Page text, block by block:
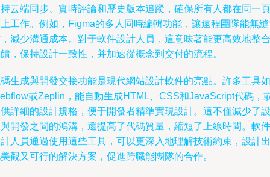
云端同步、實時評論和歷史版本追蹤，確保所有人都在同一頁
工作。例如，Figma的多人同時編輯功能，讓遠程團隊能無
減少溝通成本。對于軟件設計人員，這意味著能更高效地整合
，保持設計一致性，并加速從概念到交付的流程。
生成與開發交接功能是現代網站設計軟件的亮點。許多工具如
或Zeplin，能自動生成HTML、CSS和JavaScript代碼，
詳細的設計規格，便于開發者精準實現設計。這不僅減少了設
開發之間的鴻溝，還提高了代碼質量，縮短了上線時間。軟件
人員通過使用這些工具，可以更深入地理解技術約束，設計出
觀又可行的解決方案，促進跨職能團隊的合作。